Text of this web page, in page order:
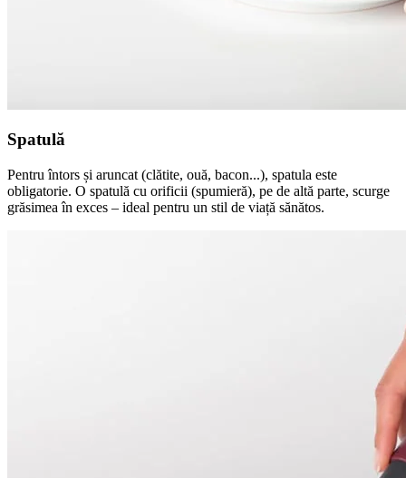
Spatulă
Pentru întors și aruncat (clătite, ouă, bacon...), spatula este
obligatorie. O spatulă cu orificii (spumieră), pe de altă parte, scurge
grăsimea în exces – ideal pentru un stil de viață sănătos.